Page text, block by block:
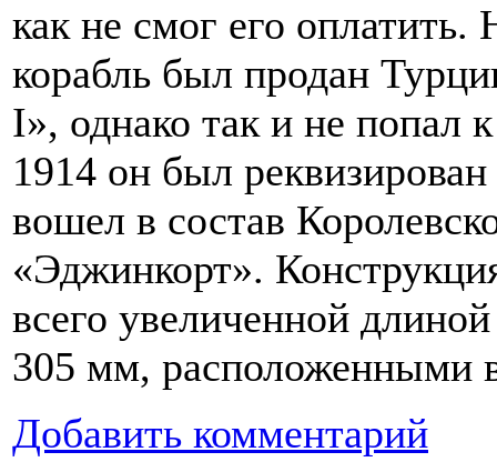
как не смог его
корабль был продан
I», однако так и не попал
1914 он был
вошел в состав
«Эджинкорт».
всего увеличенной
305 мм, расположенными
Добавить комментарий